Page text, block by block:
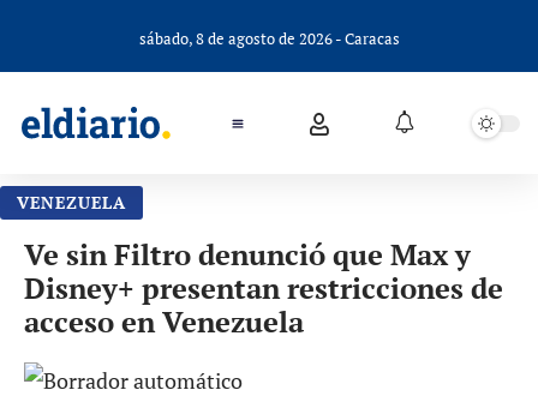
sábado, 8 de agosto de 2026 - Caracas
VENEZUELA
Ve sin Filtro denunció que Max y
Disney+ presentan restricciones de
acceso en Venezuela